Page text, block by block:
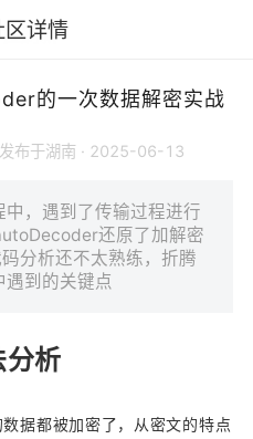
详情
刷新
的一次数据解密实战
发布于湖南 · 2025-06-13
，遇到了传输过程进行
还原了加解密
分析还不太熟练，折腾
到的关键点
析
据都被加密了，从密文的特点